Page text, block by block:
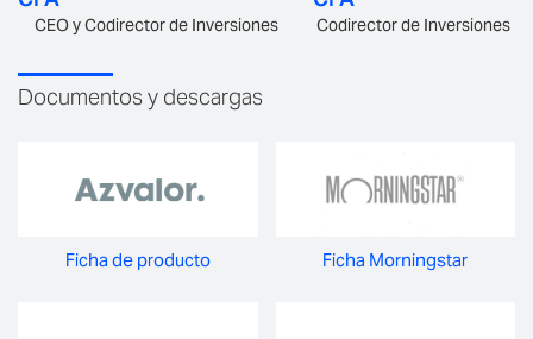
CEO y Codirector de Inversiones Codirector de Inversiones
Documentos y descargas
Ficha de producto Ficha Morningstar